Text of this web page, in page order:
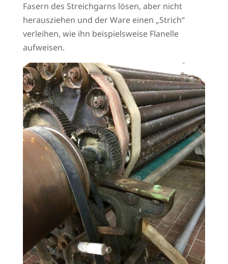
Fasern des Streichgarns lösen, aber nicht
herausziehen und der Ware einen „Strich“
verleihen, wie ihn beispielsweise Flanelle
aufweisen.